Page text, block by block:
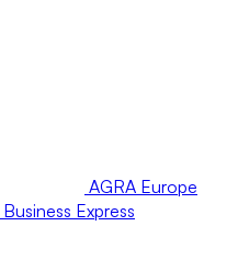
AGRA Europe
Business Express